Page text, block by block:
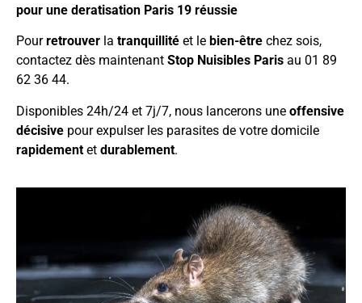
pour une deratisation Paris 19 réussie
Pourretrouver la tranquillité et le bien-être chez sois,
contactez dès maintenant Stop Nuisibles Paris au 01 89
62 36 44.
Disponibles 24h/24 et 7j/7, nous lancerons une offensive
décisive pour expulser les parasites de votre domicile
rapidement et durablement.